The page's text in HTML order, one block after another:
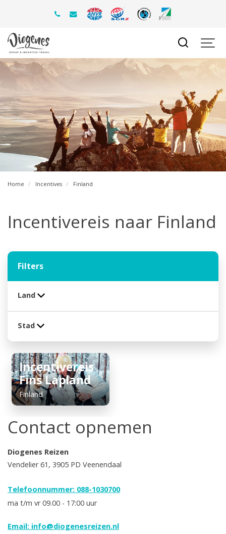
Home Incentives Finland
Incentivereis naar Finland
Filters
Land
Stad
Incentivereis
Fins Lapland
Finland
Contact opnemen
Diogenes Reizen
Vendelier 61, 3905 PD Veenendaal
Telefoonnummer: 088-1030700
ma t/m vr 09.00 - 17:00 uur
Email: info@diogenesreizen.nl